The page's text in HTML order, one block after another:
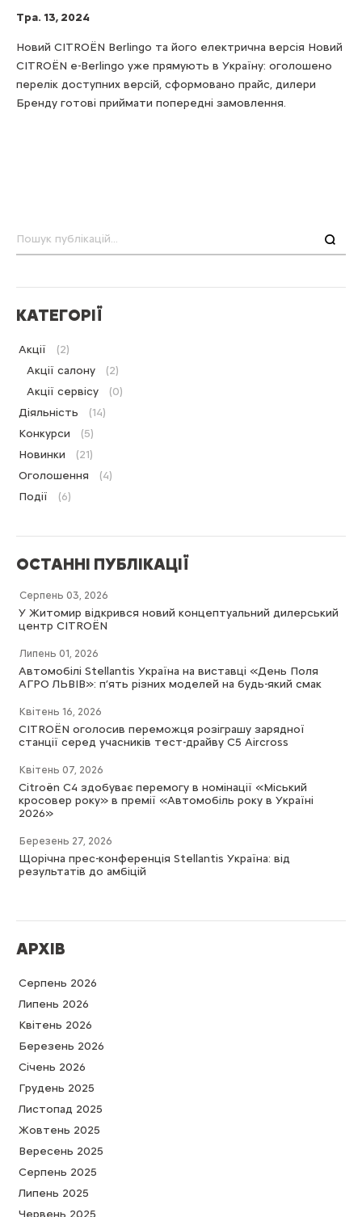
Тра. 13, 2024
Новий CITROЁN Berlingo та його електрична версія Новий
CITROЁN e-Berlingo уже прямують в Україну: оголошено
перелік доступних версій, сформовано прайс, дилери
Бренду готові приймати попередні замовлення.
КАТЕГОРІЇ
Акції
(2)
Акції салону
(2)
Акції сервісу
(0)
Діяльність
(14)
Конкурси
(5)
Новинки
(21)
Оголошення
(4)
Події
(6)
ОСТАННІ ПУБЛІКАЦІЇ
Серпень 03, 2026
У Житомир відкрився новий концептуальний дилерський
центр CITROËN
Липень 01, 2026
Автомобілі Stellantis Україна на виставці «День Поля
АГРО ЛЬВІВ»: п’ять різних моделей на будь-який смак
Квітень 16, 2026
CITROËN оголосив переможця розіграшу зарядної
станції серед учасників тест-драйву C5 Aircross
Квітень 07, 2026
Citroën C4 здобуває перемогу в номінації «Міський
кросовер року» в премії «Автомобіль року в Україні
2026»
Березень 27, 2026
Щорічна прес-конференція Stellantis Україна: від
результатів до амбіцій
АРХІВ
Серпень 2026
Липень 2026
Квітень 2026
Березень 2026
Cічень 2026
Грудень 2025
Листопад 2025
Жовтень 2025
Вересень 2025
Серпень 2025
Липень 2025